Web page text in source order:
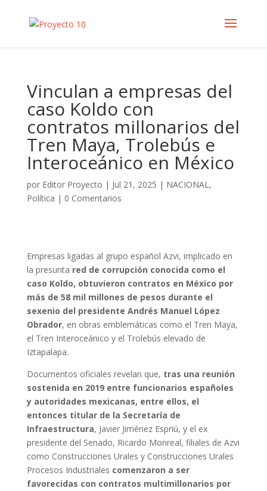
Vinculan a empresas del
caso Koldo con
contratos millonarios del
Tren Maya, Trolebús e
Interoceánico en México
por Editor Proyecto | Jul 21, 2025 | NACIONAL,
Política | 0 Comentarios
Empresas ligadas al grupo español Azvi, implicado en
la presunta red de corrupción conocida como el
caso Koldo, obtuvieron contratos en México por
más de 58 mil millones de pesos durante el
sexenio del presidente Andrés Manuel López
Obrador, en obras emblemáticas como el Tren Maya,
el Tren Interoceánico y el Trolebús elevado de
Iztapalapa.
Documentos oficiales revelan que, tras una reunión
sostenida en 2019 entre funcionarios españoles
y autoridades mexicanas, entre ellos, el
entonces titular de la Secretaría de
Infraestructura, Javier Jiménez Espriú, y el ex
presidente del Senado, Ricardo Monreal, filiales de Azvi
como Construcciones Urales y Construcciones Urales
Procesos Industriales comenzaron a ser
favorecidas con contratos multimillonarios por